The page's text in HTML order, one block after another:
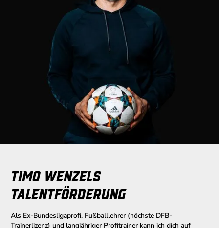
Timo Wenzels
Talentförderung
Als Ex-Bundesligaprofi, Fußballlehrer (höchste DFB-
Trainerlizenz) und langjähriger Profitrainer kann ich dich auf